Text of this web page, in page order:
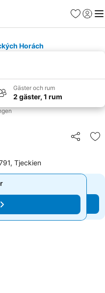
Favoriter
Logga
Horách
Gäster och rum
2 gäster, 1 rum
Dela
Tjeckien